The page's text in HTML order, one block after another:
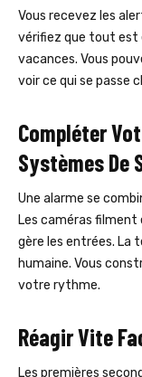
Vous recevez les
vérifiez que tout est
vacances. Vous
voir ce qui se passe
Compléter
Systèmes De
Une alarme se
Les caméras
gère les entrées. La
humaine. Vous
votre rythme.
Réagir Vite
Les premières